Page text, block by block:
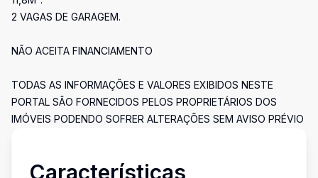
2 VAGAS DE GARAGEM.
NÃO ACEITA FINANCIAMENTO
TODAS AS INFORMAÇÕES E VALORES EXIBIDOS NESTE
PORTAL SÃO FORNECIDOS PELOS PROPRIETÁRIOS DOS
IMÓVEIS PODENDO SOFRER ALTERAÇÕES SEM AVISO PRÉVIO
Características